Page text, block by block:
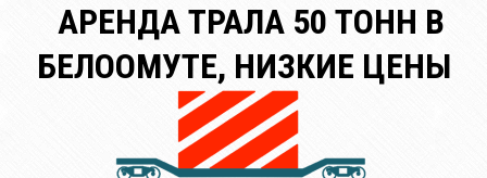
АРЕНДА ТРАЛА 50 ТОНН В
БЕЛООМУТЕ, НИЗКИЕ ЦЕНЫ